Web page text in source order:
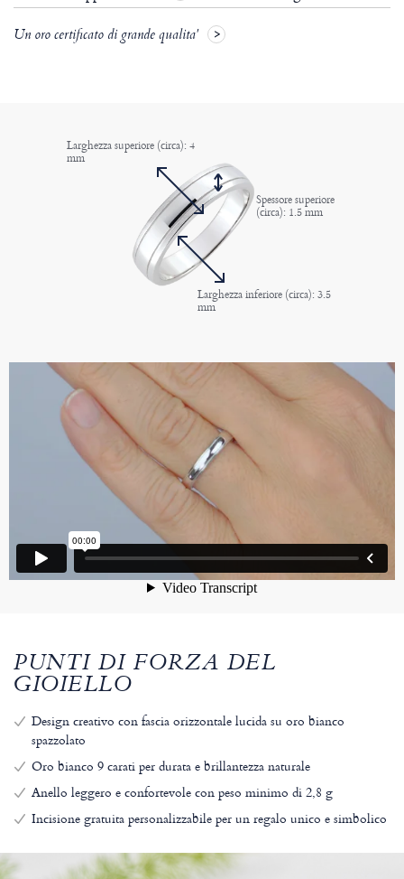
Un oro certificato di grande qualita'
Larghezza superiore (circa): 4
mm
Spessore superiore
(circa): 1.5 mm
Larghezza inferiore (circa): 3.5
mm
PUNTI DI FORZA DEL
GIOIELLO
Design creativo con fascia orizzontale lucida su oro bianco
spazzolato
Oro bianco 9 carati per durata e brillantezza naturale
Anello leggero e confortevole con peso minimo di 2,8 g
Incisione gratuita personalizzabile per un regalo unico e simbolico